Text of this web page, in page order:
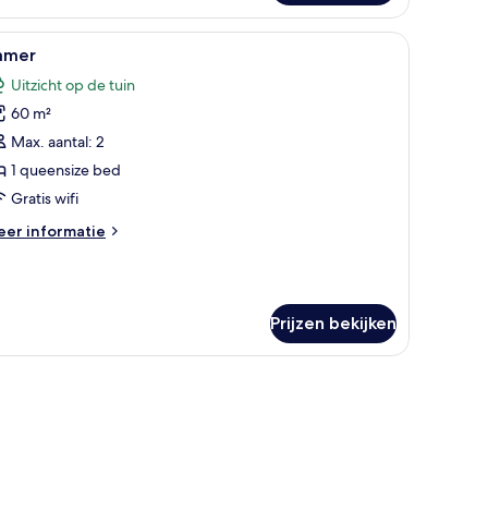
een bureau Spa | Behandelingskamers voor koppels,
2
Uitzicht op de tuin
60 m²
Max. aantal: 2
1 queensize bed
Gratis wifi
informatie
Prijzen bekijken